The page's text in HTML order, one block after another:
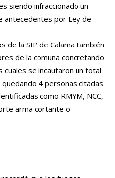
siendo infraccionado un
antecedentes por Ley de
de la SIP de Calama también
de la comuna concretando
se incautaron un total
4 personas citadas
como RMYM, NCC,
arma cortante o